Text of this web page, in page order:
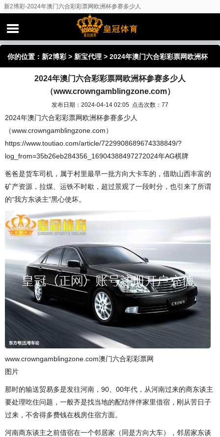
新2博彩-2024年澳门六合彩彩票网欧洲杯参赛多少人
（www.crowngamblingzone.com）
你的位置： 新2博彩 > 新宝代理 > 2024年澳门六合彩彩票网欧洲杯
参赛多少人（www.crowngamblingzone.com）
2024年澳门六合彩彩票网欧洲杯参赛多少人
（www.crowngamblingzone.com）
发布日期：2024-04-14 02:05 点击次数：77
2024年澳门六合彩彩票网欧洲杯参赛多少人
（www.crowngamblingzone.com）
https://www.toutiao.com/article/7229908689674338849/?
log_from=35b26eb284356_16904388497272024年AG棋牌
爸爸是货车司机，属于村里最早一批方向大卡车的，借助山西丰富的
矿产资源，拉煤、运铁不时歇，超过景观了一段时分，也引来了所谓
的“我方东谈主”黑心使坏。
www.crowngamblingzone.com澳门六合彩彩票网
图片
那时的输送贸易多是发往河南，90、00年代，从河南过来的商东谈主
要处理吃住问题，一般齐是找当地的配结伴伴家里借宿，刚从苦日子
过来，不舍得多费钱在栈房住宿方面。
河南商东谈主之前借宿在一个邻居家（同是方向大车），邻居家东谈